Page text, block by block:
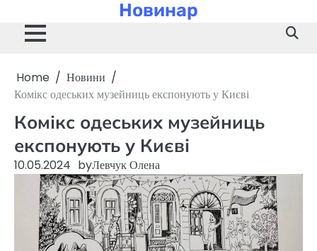
content
Новинар
Home
Новини
Комікс одеських музейниць експонують у Києві
Комікс одеських музейниць
експонують у Києві
10.05.2024 byЛевчук Олена